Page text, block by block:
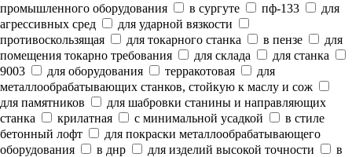
промышленного оборудования
в сургуте пф-133
для
агрессивных сред
для ударной вязкости
противоскользящая
для токарного станка в пензе
для
помещения токарно требования
для склада
для станка
9003
для оборудования терракотовая
для
металлообрабатывающих станков, стойкую к маслу и сож
для памятников
для шабровки станины и направляющих
станка
крилатная с минимальной усадкой
в стиле
бетонный лофт
для покраски металлообрабатывающего
оборудования
в днр для изделий высокой точности
в